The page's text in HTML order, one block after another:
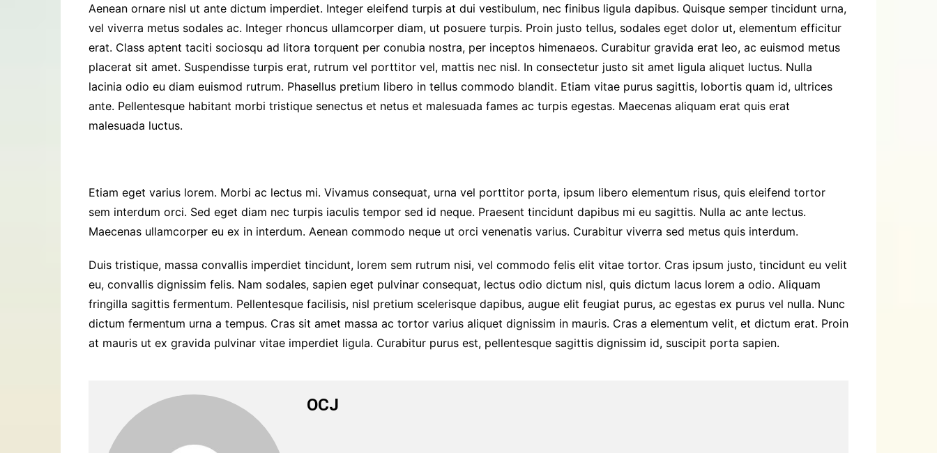
Aenean ornare nisl ut ante dictum imperdiet. Integer eleifend turpis at dui vestibulum, nec finibus ligula dapibus. Quisque semper tincidunt urna,
vel viverra metus sodales ac. Integer rhoncus ullamcorper diam, ut posuere turpis. Proin justo tellus, sodales eget dolor ut, elementum efficitur
erat. Class aptent taciti sociosqu ad litora torquent per conubia nostra, per inceptos himenaeos. Curabitur gravida erat leo, ac euismod metus
placerat sit amet. Suspendisse turpis erat, rutrum vel porttitor vel, mattis nec nisl. In consectetur justo sit amet ligula aliquet luctus. Nulla
lacinia odio eu diam euismod rutrum. Phasellus pretium libero in tellus commodo blandit. Etiam vitae purus sagittis, lobortis quam id, ultrices
ante. Pellentesque habitant morbi tristique senectus et netus et malesuada fames ac turpis egestas. Maecenas aliquam erat quis erat
malesuada luctus.
Etiam eget varius lorem. Morbi ac lectus mi. Vivamus consequat, urna vel porttitor porta, ipsum libero elementum risus, quis eleifend tortor
sem interdum orci. Sed eget diam nec turpis iaculis tempor sed id neque. Praesent tincidunt dapibus mi eu sagittis. Nulla ac ante lectus.
Maecenas ullamcorper eu ex in interdum. Aenean commodo neque ut orci venenatis varius. Curabitur viverra sed metus quis interdum.
Duis tristique, massa convallis imperdiet tincidunt, lorem sem rutrum nisi, vel commodo felis elit vitae tortor. Cras ipsum justo, tincidunt eu velit
eu, convallis dignissim felis. Nam sodales, sapien eget pulvinar consequat, lectus odio dictum nisl, quis dictum lacus lorem a odio. Aliquam
fringilla sagittis fermentum. Pellentesque facilisis, nisl pretium scelerisque dapibus, augue elit feugiat purus, ac egestas ex purus vel nulla. Nunc
dictum fermentum urna a tempus. Cras sit amet massa ac tortor varius aliquet dignissim in mauris. Cras a elementum velit, et dictum erat. Proin
at mauris ut ex gravida pulvinar vitae imperdiet ligula. Curabitur purus est, pellentesque sagittis dignissim id, suscipit porta sapien.
OCJ